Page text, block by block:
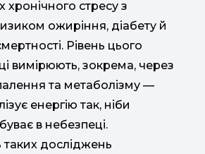
хронічного стресу з
ожиріння, діабету й
Рівень цього
вимірюють, зокрема, через
та метаболізму —
енергію так, ніби
в небезпеці.
таких досліджень